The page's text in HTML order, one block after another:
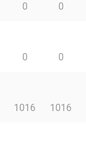
0 0
0 0
1016 1016